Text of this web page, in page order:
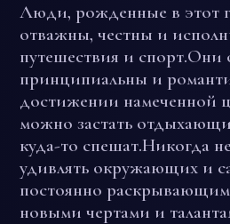
Люди, рожденные в этот
отважны, честны и
путешествия и спорт.Они
принципиальны и
достижении намеченной
можно застать
куда-то спешат.Никогда
удивлять окружающих и
постоянно
новыми чертами и